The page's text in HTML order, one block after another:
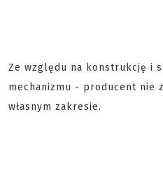
Ze względu na konstrukcję i
mechanizmu - producent nie
własnym zakresie.